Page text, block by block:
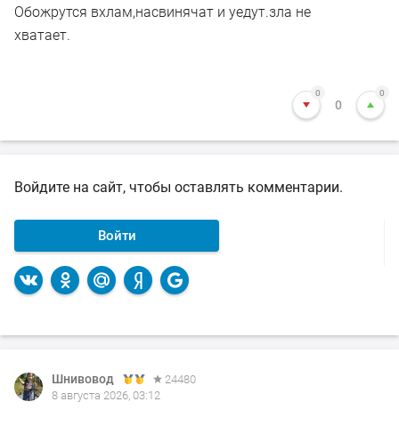
Обожрутся вхлам,насвинячат и уедут.зла не
хватает.
0
0
0
Войдите на сайт, чтобы оставлять комментарии.
Войти
Шнивовод
24480
8 августа 2026, 03:12